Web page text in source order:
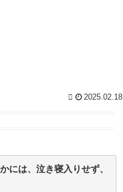
ゼルス・ギャラクシーのDF
2025.02.18
には、泣き寝入りせず、